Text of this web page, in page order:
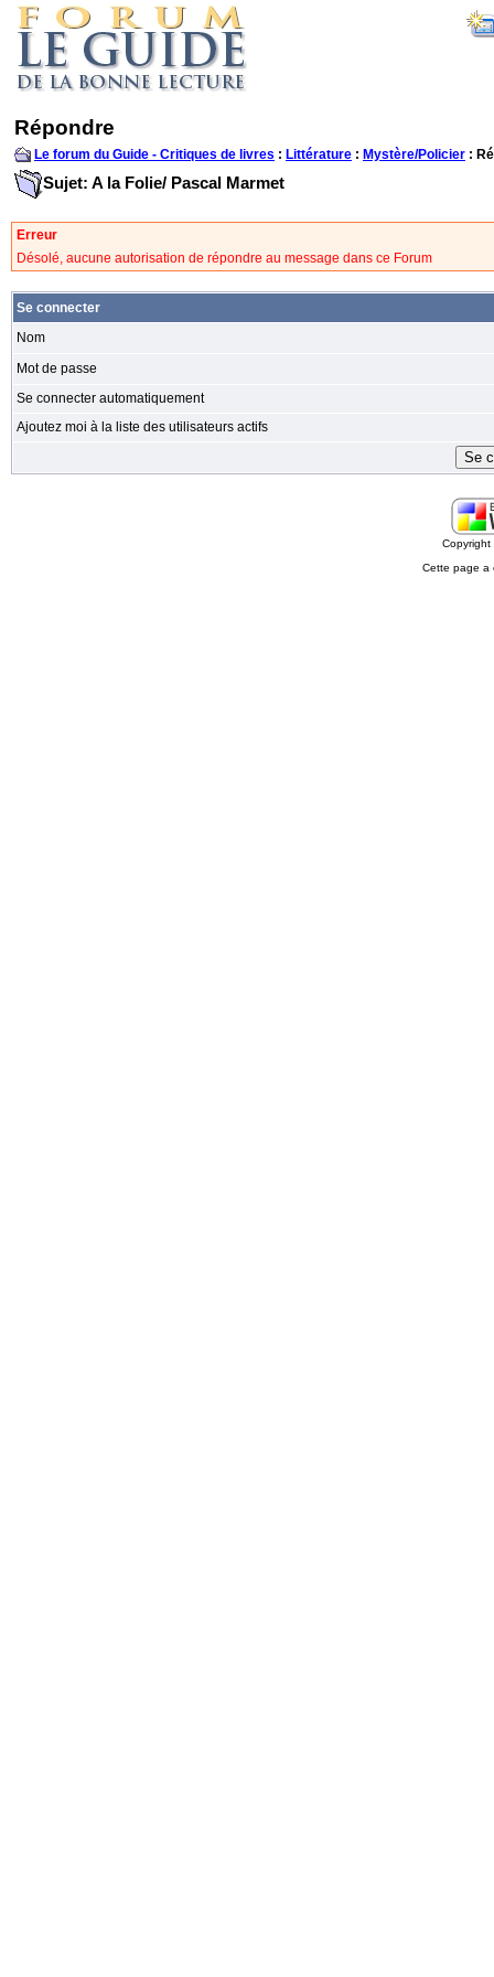
Répondre
Le forum du Guide - Critiques de livres : Littérature : Mystère/Policier :
Sujet: A la Folie/ Pascal Marmet
Erreur
Désolé, aucune autorisation de répondre au message dans ce Forum
Se connecter
Nom
Mot de passe
Se connecter automatiquement
Ajoutez moi à la liste des utilisateurs actifs
Cette page a